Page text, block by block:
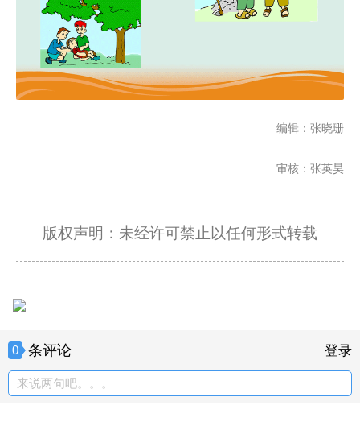
编辑：张晓珊
审核：张英昊
版权声明：未经许可禁止以任何形式转载
0 条评论 登录
来说两句吧。。。